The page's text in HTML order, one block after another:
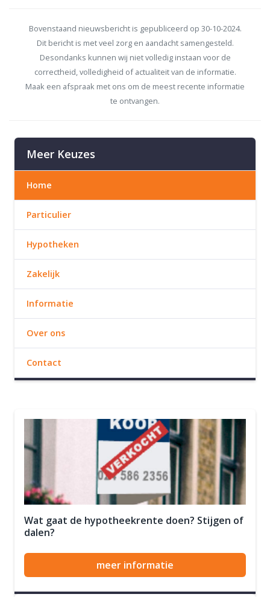
Bovenstaand nieuwsbericht is gepubliceerd op 30-10-2024.
Dit bericht is met veel zorg en aandacht samengesteld.
Desondanks kunnen wij niet volledig instaan voor de
correctheid, volledigheid of actualiteit van de informatie.
Maak een afspraak met ons om de meest recente informatie
te ontvangen.
Meer Keuzes
Home
Particulier
Hypotheken
Zakelijk
Informatie
Over ons
Contact
Wat gaat de hypotheekrente doen? Stijgen of
dalen?
meer informatie